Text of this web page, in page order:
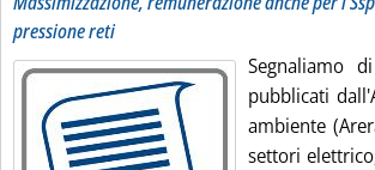
pressione reti
Segnaliamo
pubblicati
ambiente
settori